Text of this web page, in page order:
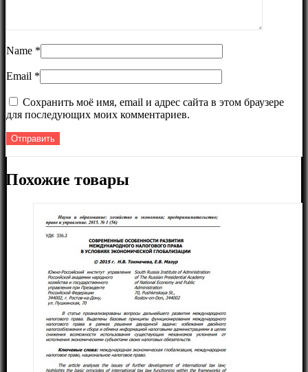
Name *
Email *
Сохранить моё имя, email и адрес сайта в этом браузере
для последующих моих комментариев.
Похожие товары